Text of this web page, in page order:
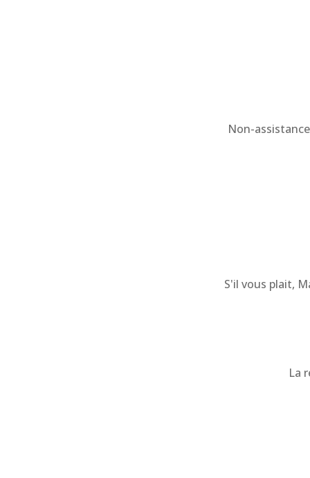
Non-
S'il vous plait,
La